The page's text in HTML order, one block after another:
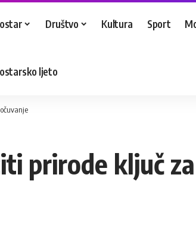
Društvo Kultura Sport
ljeto
prirode ključ